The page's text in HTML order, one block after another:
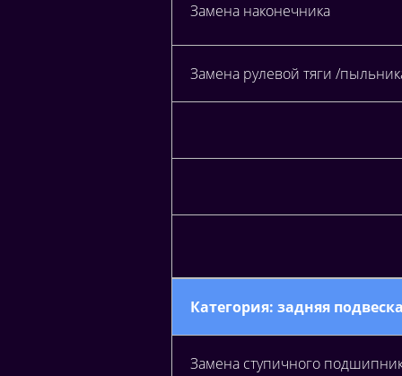
Замена наконечника
Замена рулевой тяги /
Категория: задняя
Замена ступичного